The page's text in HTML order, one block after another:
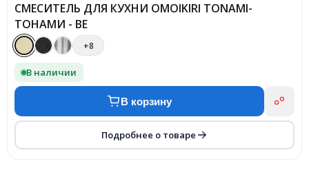
СМЕСИТЕЛЬ ДЛЯ КУХНИ OMOIKIRI TONAMI-
ТОНАМИ - BE
+8
В наличии
В корзину
Подробнее о товаре